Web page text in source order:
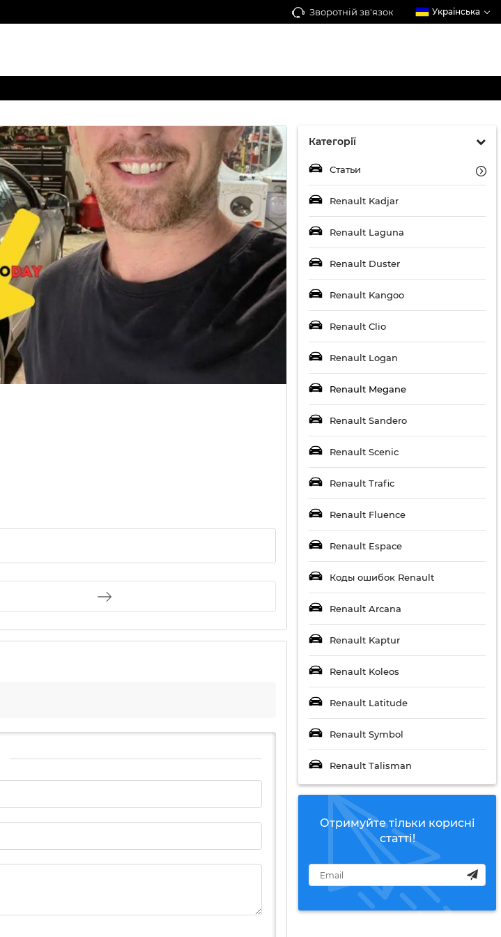
Зворотній зв'язок Українська
Категорії
Статьи
Renault Kadjar
Renault Laguna
Renault Duster
Renault Kangoo
Renault Clio
Renault Logan
Renault Megane
Renault Sandero
Renault Scenic
Renault Trafic
Renault Fluence
Renault Espace
Коды ошибок Renault
Renault Arcana
Renault Kaptur
Renault Koleos
Renault Latitude
Renault Symbol
Renault Talisman
Отримуйте тільки корисні
статті!